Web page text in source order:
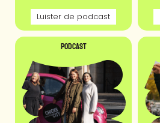
Luister de podcast
Podcast